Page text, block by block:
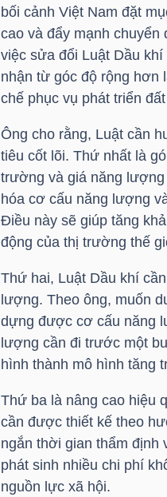
bối cảnh Việt Nam đặt
cao và đẩy mạnh chuyển
việc sửa đổi Luật Dầu
nhận từ góc độ rộng hơn
chế phục vụ phát triển
Ông cho rằng, Luật cần
tiêu cốt lõi. Thứ nhất là
trường và giá năng
hóa cơ cấu năng lượng
Điều này sẽ giúp tăng
động của thị trường thế
Thứ hai, Luật Dầu khí
lượng. Theo ông, muốn
dựng được cơ cấu năng
lượng cần đi trước một
hình thành mô hình tăng
Thứ ba là nâng cao hiệu
cần được thiết kế theo
ngắn thời gian thẩm định
phát sinh nhiều chi phí
nguồn lực xã hội.